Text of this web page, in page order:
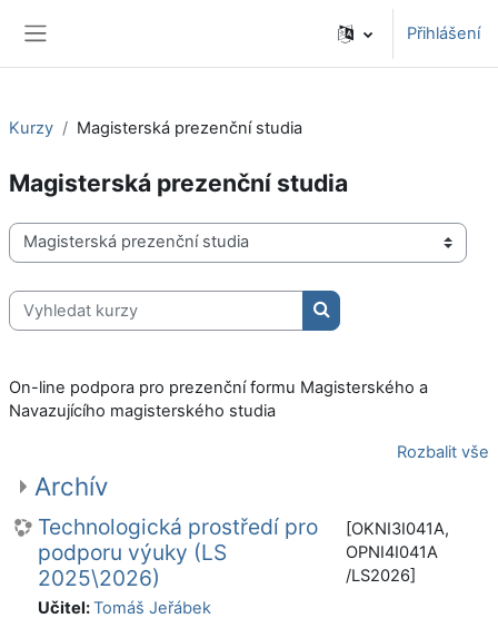
Přihlášení
Kurzy Magisterská prezenční studia
Magisterská prezenční studia
Kategorie kurzů
Vyhledat kurzy
Vyhledat kurzy
On-line podpora pro prezenční formu Magisterského a
Navazujícího magisterského studia
Rozbalit vše
Archív
Technologická prostředí pro
podporu výuky (LS
2025\2026)
[OKNI3I041A,
OPNI4I041A
/LS2026]
Učitel:Tomáš Jeřábek